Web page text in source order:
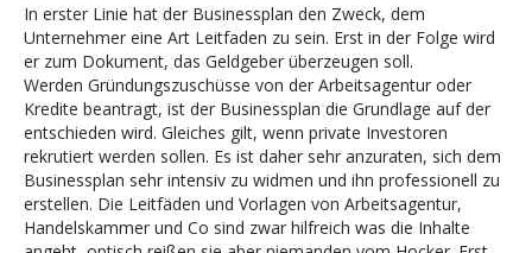
In erster Linie hat der Businessplan den Zweck, dem
Unternehmer eine Art Leitfaden zu sein. Erst in der Folge wird
er zum Dokument, das Geldgeber überzeugen soll.
Werden Gründungszuschüsse von der Arbeitsagentur oder
Kredite beantragt, ist der Businessplan die Grundlage auf der
entschieden wird. Gleiches gilt, wenn private Investoren
rekrutiert werden sollen. Es ist daher sehr anzuraten, sich dem
Businessplan sehr intensiv zu widmen und ihn professionell zu
erstellen. Die Leitfäden und Vorlagen von Arbeitsagentur,
Handelskammer und Co sind zwar hilfreich was die Inhalte